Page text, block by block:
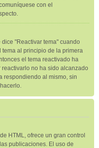
con el
"Reactivar tema" cuando
tema al principio de la primera
el tema reactivado ha
no ha sido alcanzado
respondiendo al mismo, sin
HTML, ofrece un gran control
publicaciones. El uso de